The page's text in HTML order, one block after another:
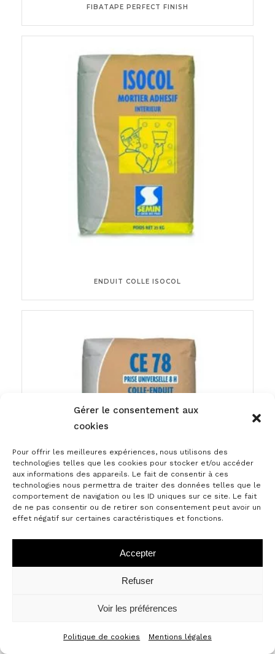
Gérer le consentement aux
cookies
Pour offrir les meilleures expériences, nous utilisons des
technologies telles que les cookies pour stocker et/ou accéder
aux informations des appareils. Le fait de consentir à ces
technologies nous permettra de traiter des données telles que le
comportement de navigation ou les ID uniques sur ce site. Le fait
de ne pas consentir ou de retirer son consentement peut avoir un
effet négatif sur certaines caractéristiques et fonctions.
Accepter
Refuser
Voir les préférences
Politique de cookies Mentions légales
FIBATAPE PERFECT FINISH
ENDUIT COLLE ISOCOL
ENDUIT COLLE CE 78